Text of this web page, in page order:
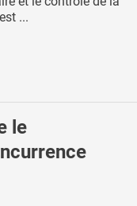
...
le